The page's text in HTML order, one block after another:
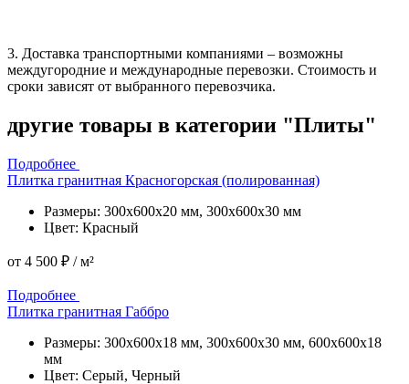
3. Доставка транспортными компаниями – возможны
междугородние и международные перевозки. Стоимость и
сроки зависят от выбранного перевозчика.
другие товары в категории "Плиты"
Подробнее
Плитка гранитная Красногорская (полированная)
Размеры: 300x600x20 мм, 300x600x30 мм
Цвет: Красный
от 4 500 ₽ / м²
Подробнее
Плитка гранитная Габбро
Размеры: 300x600x18 мм, 300x600x30 мм, 600x600x18
мм
Цвет: Серый, Черный